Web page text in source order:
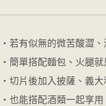
・若有似無的微苦酸澀
・簡單搭配麵包、火腿
・切片後加入披薩、義
・也能搭配酒類一起享用